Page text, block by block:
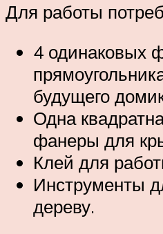
Для работы
4 одинаковых
будущего
Одна
фанеры для
Клей для
Инструменты
дереву.